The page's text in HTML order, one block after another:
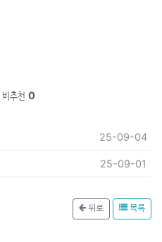
비추천 0
25-09-04
25-09-01
뒤로 목록